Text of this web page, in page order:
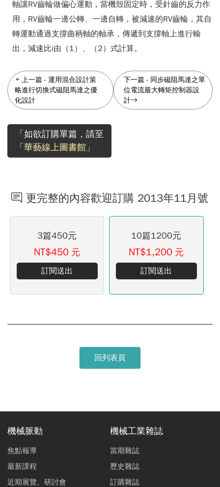
軸讓RV齒輪做偏心運動，當機殼固定時，受針齒的反力作
用，RV齒輪一邊公轉、一邊自轉，被減速的RV齒輪，其自
轉運動通過支撐曲柄軸的軸承，傳遞到支撐軸上進行輸
出，減速比i由（1）、（2）式計算。
上一篇 - 運用混合設計策
略進行切換式磁阻馬達之優
化設計
下一篇- 同步磁阻馬達之單
位電流最大轉矩控制器設
計
「如欲訂購單篇，請至
「華藝線上圖書館」
更完整的內容歡迎訂購 2013年11月號
3篇450元
NT$450 元
訂閱送出
10篇1200元
NT$1,200 元
訂閱送出
回列表頁
機械脈動
焦點報導
最新課程
近期展覽、研討會
機械工業雜誌
當期雜誌
歷史雜誌
訂購雜誌